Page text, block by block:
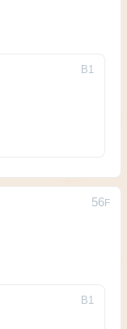
B1
56F
B1